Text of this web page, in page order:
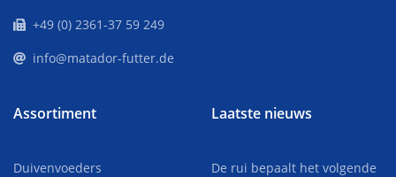
+49 (0) 2361-37 59 249
info@matador-futter.de
Assortiment
Duivenvoeders
Laatste nieuws
De rui bepaalt het volgende